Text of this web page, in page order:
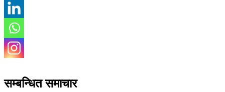
सम्बन्धित समाचार